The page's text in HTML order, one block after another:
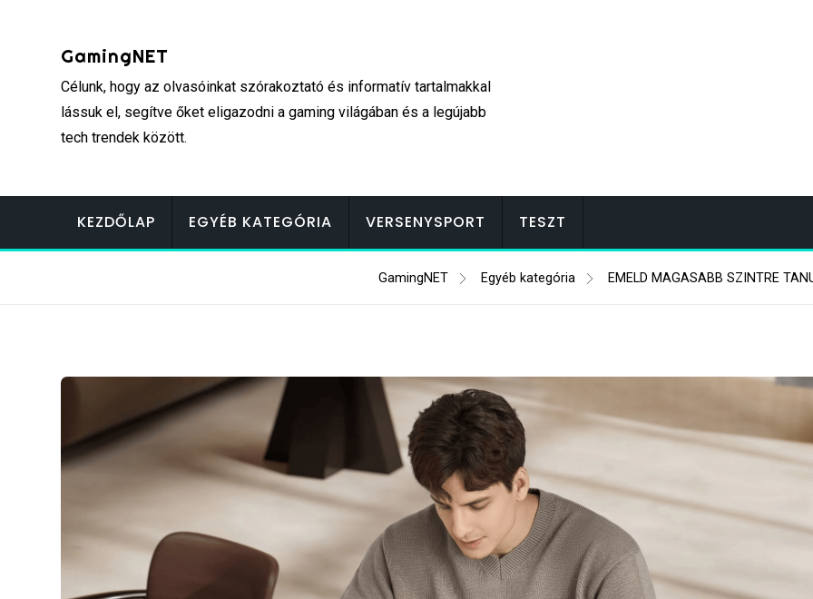
GamingNET
Célunk, hogy az olvasóinkat szórakoztató és informatív tartalmakkal
lássuk el, segítve őket eligazodni a gaming világában és a legújabb
tech trendek között.
KEZDŐLAP EGYÉB KATEGÓRIA VERSENYSPORT TESZT
GamingNET Egyéb kategória EMELD MAGASABB SZINTRE